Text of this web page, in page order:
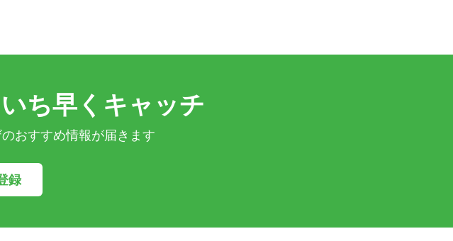
ち早くキャッチ
おすすめ情報が届きます
録